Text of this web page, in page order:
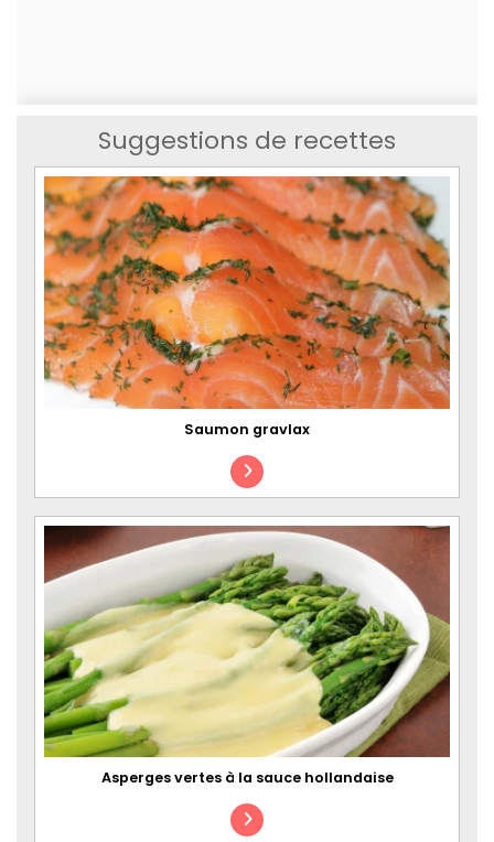
Suggestions de recettes
Saumon gravlax
Asperges vertes à la sauce hollandaise